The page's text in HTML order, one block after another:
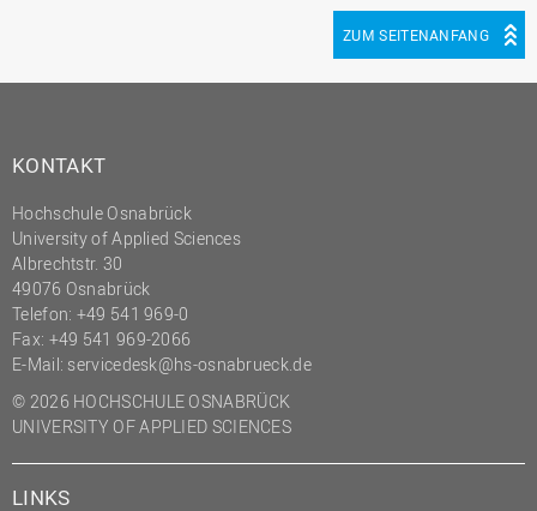
ZUM SEITENANFANG
KONTAKT
Hochschule Osnabrück
University of Applied Sciences
Albrechtstr. 30
49076 Osnabrück
Telefon: +49 541 969-0
Fax: +49 541 969-2066
E-Mail: servicedesk@hs-osnabrueck.de
© 2026 HOCHSCHULE OSNABRÜCK
UNIVERSITY OF APPLIED SCIENCES
LINKS